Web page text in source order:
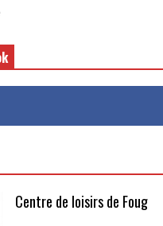
Centre de loisirs de Foug